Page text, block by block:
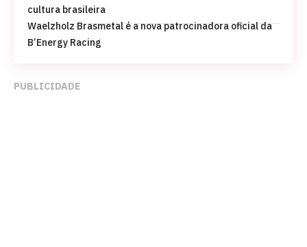
cultura brasileira
Waelzholz Brasmetal é a nova patrocinadora oficial da
B’Energy Racing
PUBLICIDADE